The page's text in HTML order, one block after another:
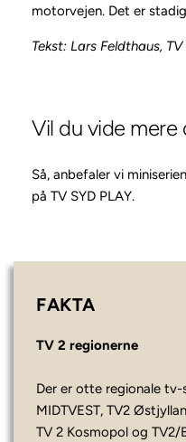
motorvejen. Det er
Tekst: Lars Feldthaus, TV
Vil du vide mere
Så, anbefaler vi miniserien
på TV SYD PLAY.
FAKTA
TV 2 regionerne
Der er otte regionale
MIDTVEST, TV2
TV 2 Kosmopol og TV2/